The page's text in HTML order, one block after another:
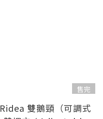
售完
Ridea 雙鵝頸（可調式